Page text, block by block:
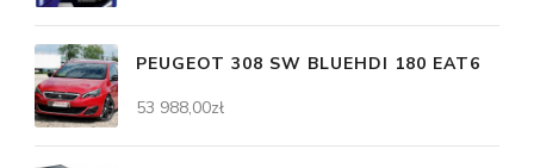
PEUGEOT 308 SW BLUEHDI 180 EAT6
53 988,00zł